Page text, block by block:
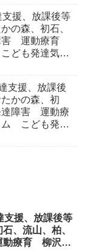
援、放課後等
の森、初石、
害 運動療育
ども発達気に
イ 自閉症
支援、放課後
かの森、初
達障害 運動療
こども発達
デイ 自閉
援、放課後等
、流山、柏、
動療育 柳沢運